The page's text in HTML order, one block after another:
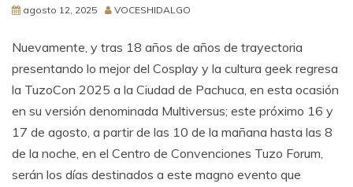
agosto 12, 2025 VOCESHIDALGO
Nuevamente, y tras 18 años de años de trayectoria
presentando lo mejor del Cosplay y la cultura geek regresa
la TuzoCon 2025 a la Ciudad de Pachuca, en esta ocasión
en su versión denominada Multiversus; este próximo 16 y
17 de agosto, a partir de las 10 de la mañana hasta las 8
de la noche, en el Centro de Convenciones Tuzo Forum,
serán los días destinados a este magno evento que